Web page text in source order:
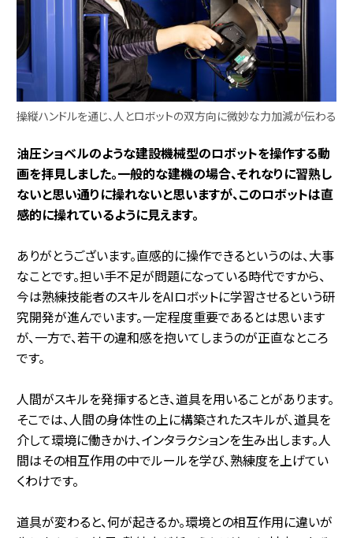
操縦ハンドルを通じ、人とロボットの双方向に微妙な力加減が伝わる
――油圧ショベルのような建設機械型のロボットを操作する動
画を拝見しました。一般的な建機の場合、それなりに習熟し
ないと思い通りに操れないと思いますが、このロボットは直
感的に操れているように見えます。
ありがとうございます。直感的に操作できるというのは、大事
なことです。担い手不足が問題になっている時代ですから、
今は熟練技能者のスキルをAIロボットに学習させるという研
究開発が進んでいます。一定程度重要であるとは思います
が、一方で、若干の違和感を抱いてしまうのが正直なところ
です。
人間がスキルを発揮するとき、道具を用いることがあります。
そこでは、人間の身体性の上に構築されたスキルが、道具を
介して環境に働きかけ、インタラクションを生み出します。人
間はその相互作用の中でルールを学び、熟練度を上げてい
くわけです。
道具が変わると、何が起きるか。環境との相互作用に違いが